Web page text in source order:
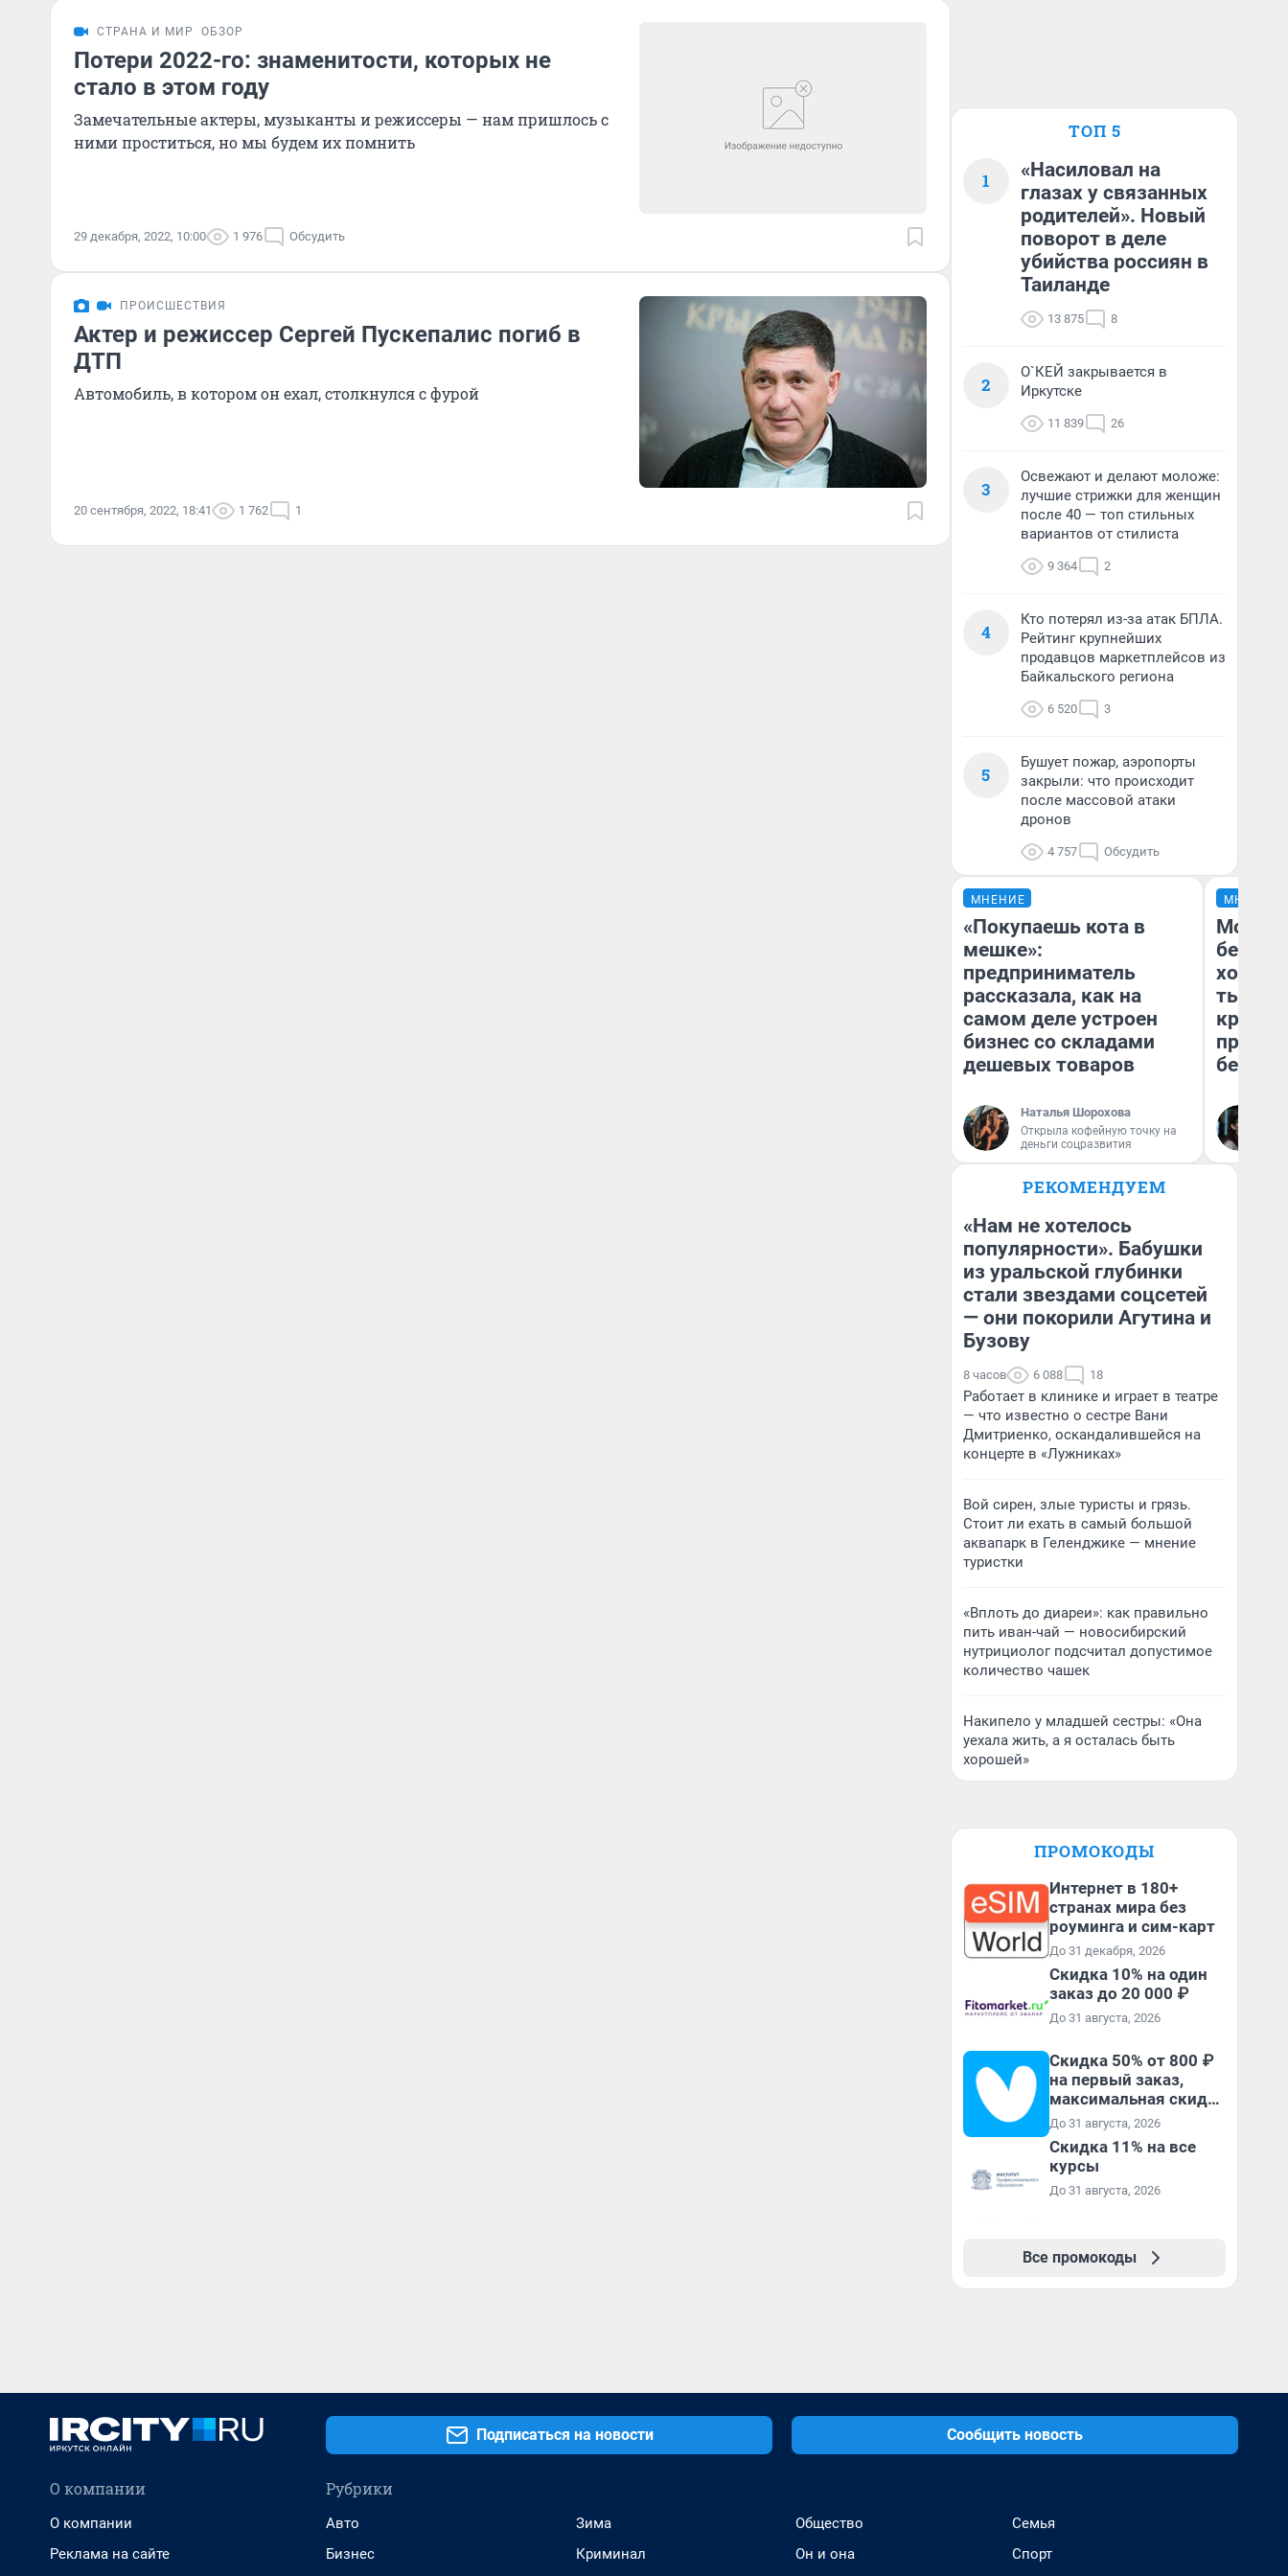
СТРАНА И МИР ОБЗОР
Потери 2022-го: знаменитости, которых не
стало в этом году
Замечательные актеры, музыканты и режиссеры — нам пришлось с
ними проститься, но мы будем их помнить
29 декабря, 2022, 10:00 1 976 Обсудить
ПРОИСШЕСТВИЯ
Актер и режиссер Сергей Пускепалис погиб в
ДТП
Автомобиль, в котором он ехал, столкнулся с фурой
20 сентября, 2022, 18:41 1 762 1
ТОП 5
1
«Насиловал на
глазах у связанных
родителей». Новый
поворот в деле
убийства россиян в
Таиланде
13 875 8
2
О`КЕЙ закрывается в
Иркутске
11 839 26
3
Освежают и делают моложе:
лучшие стрижки для женщин
после 40 — топ стильных
вариантов от стилиста
9 364 2
4
Кто потерял из-за атак БПЛА.
Рейтинг крупнейших
продавцов маркетплейсов из
Байкальского региона
6 520 3
5
Бушует пожар, аэропорты
закрыли: что происходит
после массовой атаки
дронов
4 757 Обсудить
МНЕНИЕ
«Покупаешь кота в
мешке»:
предприниматель
рассказала, как на
самом деле устроен
бизнес со складами
дешевых товаров
Наталья Шорохова
Открыла кофейную точку на
деньги соцразвития
МНЕНИЕ
Мой
хотела
тысяч,
РЕКОМЕНДУЕМ
«Нам не хотелось
популярности». Бабушки
из уральской глубинки
стали звездами соцсетей
— они покорили Агутина и
Бузову
8 часов 6 088 18
Работает в клинике и играет в театре
— что известно о сестре Вани
Дмитриенко, оскандалившейся на
концерте в «Лужниках»
Вой сирен, злые туристы и грязь.
Стоит ли ехать в самый большой
аквапарк в Геленджике — мнение
туристки
«Вплоть до диареи»: как правильно
пить иван-чай — новосибирский
нутрициолог подсчитал допустимое
количество чашек
Накипело у младшей сестры: «Она
уехала жить, а я осталась быть
хорошей»
ПРОМОКОДЫ
Интернет в 180+
странах мира без
роуминга и сим-карт
До 31 декабря, 2026
Скидка 10% на один
заказ до 20 000 ₽
До 31 августа, 2026
Скидка 50% от 800 ₽
на первый заказ,
максимальная скидка
600 ₽
До 31 августа, 2026
Скидка 11% на все
курсы
До 31 августа, 2026
Все промокоды
Подписаться на новости Сообщить новость
О компании
О компании
Реклама на сайте
Рубрики
Авто
Бизнес
Зима
Криминал
Общество
Он и она
Семья
Спорт